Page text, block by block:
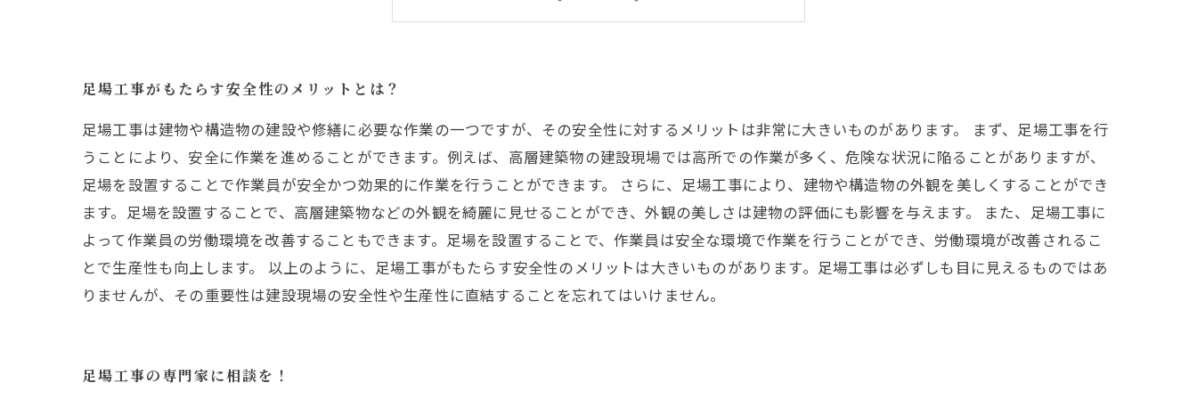
足場工事がもたらす安全性のメリットとは？
足場工事は建物や構造物の建設や修繕に必要な作業の一つですが、その安全性に対するメリットは非常に大きいものがあります。 まず、足場工事を行
うことにより、安全に作業を進めることができます。例えば、高層建築物の建設現場では高所での作業が多く、危険な状況に陥ることがありますが、
足場を設置することで作業員が安全かつ効果的に作業を行うことができます。 さらに、足場工事により、建物や構造物の外観を美しくすることができ
ます。足場を設置することで、高層建築物などの外観を綺麗に見せることができ、外観の美しさは建物の評価にも影響を与えます。 また、足場工事に
よって作業員の労働環境を改善することもできます。足場を設置することで、作業員は安全な環境で作業を行うことができ、労働環境が改善されるこ
とで生産性も向上します。 以上のように、足場工事がもたらす安全性のメリットは大きいものがあります。足場工事は必ずしも目に見えるものではあ
りませんが、その重要性は建設現場の安全性や生産性に直結することを忘れてはいけません。
足場工事の専門家に相談を！